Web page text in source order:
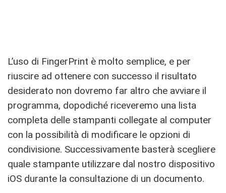
L’uso di FingerPrint è molto semplice, e per
riuscire ad ottenere con successo il risultato
desiderato non dovremo far altro che avviare il
programma, dopodiché riceveremo una lista
completa delle stampanti collegate al computer
con la possibilità di modificare le opzioni di
condivisione. Successivamente basterà scegliere
quale stampante utilizzare dal nostro dispositivo
iOS durante la consultazione di un documento.